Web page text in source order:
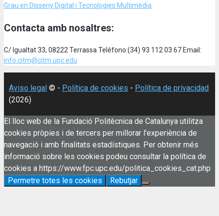
Grau en Disseny Digital i Tecnologies Multimèdia
Contacta amb nosaltres:
C/ Igualtat 33, 08222 Terrassa Teléfono:(34) 93 112 03 67 Email:
info.citm@citm.upc.edu
Aviso legal © - Política de cookies - Política de privacidad
(2026)
El lloc web de la Fundació Politècnica de Catalunya utilitza
cookies pròpies i de tercers per millorar l'experiència de
navegació i amb finalitats estadístiques. Per obtenir més
informació sobre les cookies podeu consultar la política de
cookies a https://www.fpc.upc.edu/politica_cookies_cat.php
Permetre totes les cookies
Rebutjar